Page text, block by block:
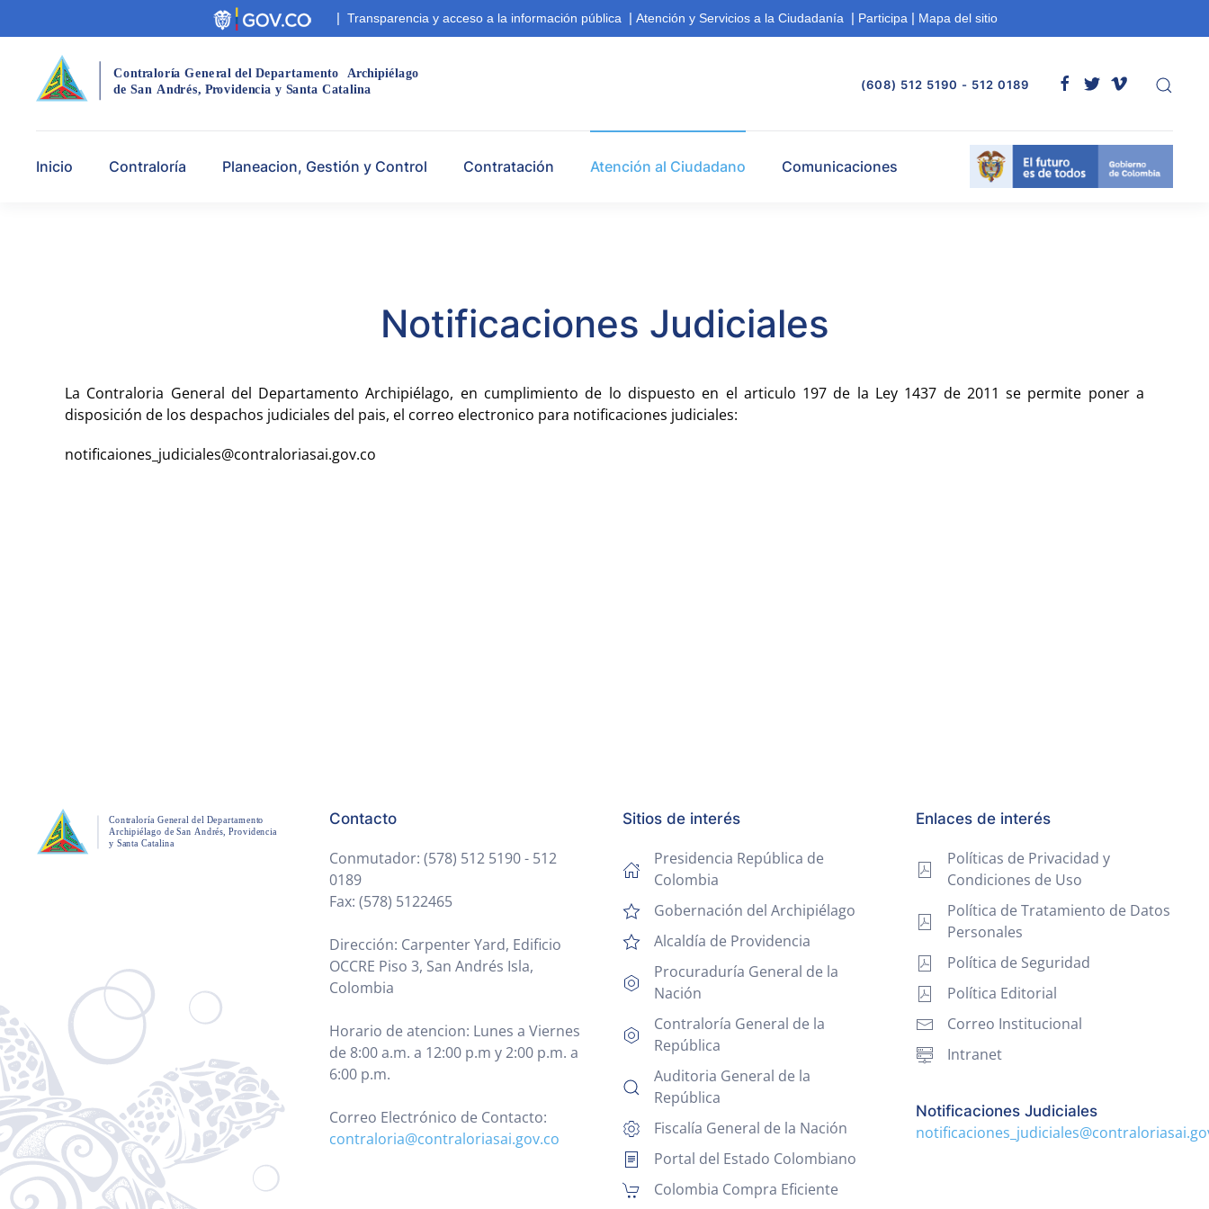
| Transparencia y acceso a la información pública | Atención y Servicios a la Ciudadanía | Participa | Mapa del sitio
Contraloría General del Departamento Archipiélago
de San Andrés, Providencia y Santa Catalina (608) 512 5190 - 512 0189
Inicio Contraloría Planeacion, Gestión y Control Contratación Atención al Ciudadano Comunicaciones
Notificaciones Judiciales
La Contraloria General del Departamento Archipiélago, en cumplimiento de lo dispuesto en el articulo 197 de la Ley 1437 de 2011 se permite poner a
disposición de los despachos judiciales del pais, el correo electronico para notificaciones judiciales:
notificaiones_judiciales@contraloriasai.gov.co
Contacto
Conmutador: (578) 512 5190 - 512
0189
Fax: (578) 5122465
Dirección: Carpenter Yard, Edificio
OCCRE Piso 3, San Andrés Isla,
Colombia
Horario de atencion: Lunes a Viernes
de 8:00 a.m. a 12:00 p.m y 2:00 p.m. a
6:00 p.m.
Correo Electrónico de Contacto:
contraloria@contraloriasai.gov.co
Enlaces de interés
Políticas de Privacidad y
Condiciones de Uso
Política de Tratamiento de Datos
Personales
Política de Seguridad
Política Editorial
Correo Institucional
Intranet
Notificaciones Judiciales
Sitios de interés
Presidencia República de
Colombia
Gobernación del Archipiélago
Alcaldía de Providencia
Procuraduría General de la
Nación
Contraloría General de la
República
Auditoria General de la
República
Fiscalía General de la Nación
Portal del Estado Colombiano
Colombia Compra Eficiente